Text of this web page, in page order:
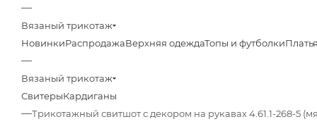
—
Вязаный трикотаж
НовинкиРаспродажаВерхняя одеждаТопы и футболкиПлатья
—
Вязаный трикотаж
СвитерыКардиганы
—Трикотажный свитшот с декором на рукавах 4.61.1-268-5